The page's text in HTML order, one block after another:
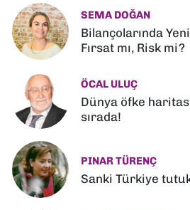
SEMA DOĞAN
Bilançolarında
Fırsat mı, Risk mi?
ÖCAL ULUÇ
Dünya öfke
sırada!
PINAR TÜRENÇ
Sanki Türkiye